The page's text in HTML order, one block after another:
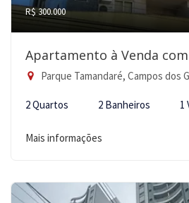
R$ 300.000
Apartamento à Venda
Parque Tamandaré, Campos dos
2 Quartos 2 Banheiros 1
Mais informações